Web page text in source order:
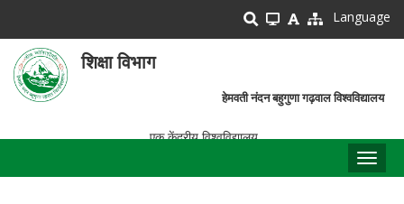
main
content
Language
शिक्षा विभाग
हेमवती नंदन बहुगुणा गढ़वाल विश्वविद्यालय
एक केंद्रीय विश्वविद्यालय